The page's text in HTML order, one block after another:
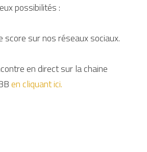
possibilités :
score sur nos réseaux sociaux.
en direct sur la chaine
en cliquant ici.